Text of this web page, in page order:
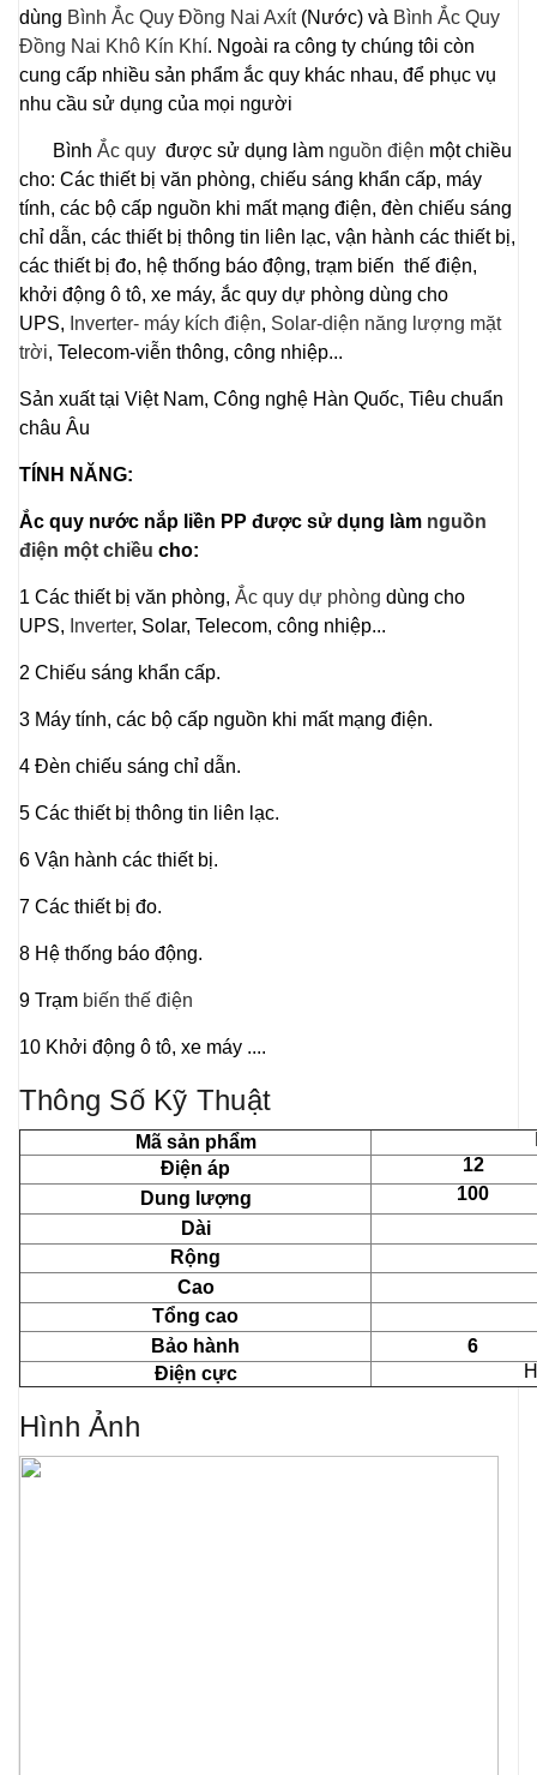
dùng Bình Ắc Quy Đồng Nai Axít (Nước) và Bình Ắc Quy
Đồng Nai Khô Kín Khí. Ngoài ra công ty chúng tôi còn
cung cấp nhiều sản phẩm ắc quy khác nhau, để phục vụ
nhu cầu sử dụng của mọi người
Bình Ắc quy được sử dụng làm nguồn điện một chiều
cho: Các thiết bị văn phòng, chiếu sáng khẩn cấp, máy
tính, các bộ cấp nguồn khi mất mạng điện, đèn chiếu sáng
chỉ dẫn, các thiết bị thông tin liên lạc, vận hành các thiết bị,
các thiết bị đo, hệ thống báo động, trạm biến thế điện,
khởi động ô tô, xe máy, ắc quy dự phòng dùng cho
UPS, Inverter- máy kích điện, Solar-diện năng lượng mặt
trời, Telecom-viễn thông, công nhiệp...
Sản xuất tại Việt Nam, Công nghệ Hàn Quốc, Tiêu chuẩn
châu Âu
TÍNH NĂNG:
Ắc quy nước nắp liền PP được sử dụng làm nguồn
điện một chiều cho:
1 Các thiết bị văn phòng, Ắc quy dự phòng dùng cho
UPS, Inverter, Solar, Telecom, công nhiệp...
2 Chiếu sáng khẩn cấp.
3 Máy tính, các bộ cấp nguồn khi mất mạng điện.
4 Đèn chiếu sáng chỉ dẫn.
5 Các thiết bị thông tin liên lạc.
6 Vận hành các thiết bị.
7 Các thiết bị đo.
8 Hệ thống báo động.
9 Trạm biến thế điện
10 Khởi động ô tô, xe máy ....
Thông Số Kỹ Thuật
Mã sản phẩm
Điện áp
12
Dung lượng
100
Dài
Rộng
Cao
Tổng cao
Bảo hành
6
Điện cực
Hình Ảnh